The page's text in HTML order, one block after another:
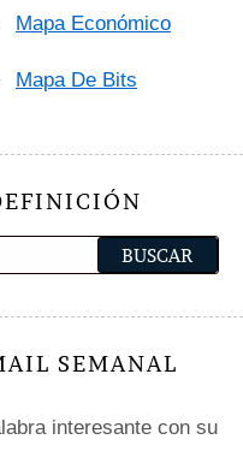
Mapa Económico
Mapa De Bits
SEMANAL
interesante con su